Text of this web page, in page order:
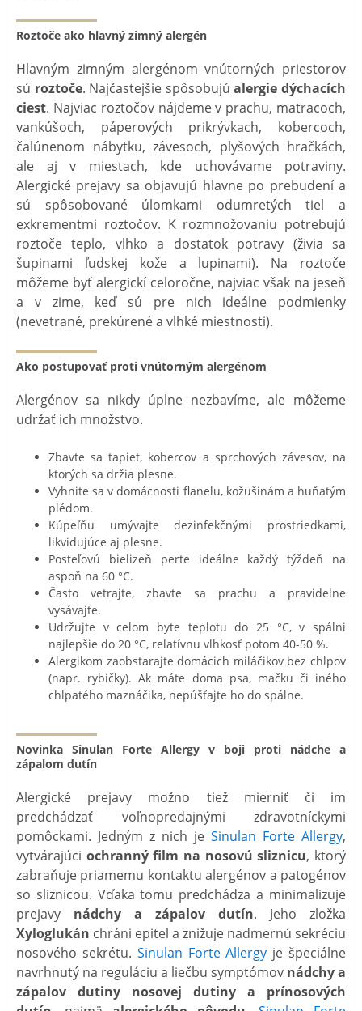
Roztoče ako hlavný zimný alergén
Hlavným zimným alergénom vnútorných priestorov
sú roztoče. Najčastejšie spôsobujúalergie dýchacích
ciest. Najviac roztočov nájdeme v prachu, matracoch,
vankúšoch, páperových prikrývkach, kobercoch,
čalúnenom nábytku, závesoch, plyšových hračkách,
ale aj v miestach, kde uchovávame potraviny.
Alergické prejavy sa objavujú hlavne po prebudení a
sú spôsobované úlomkami odumretých tiel a
exkrementmi roztočov. K rozmnožovaniu potrebujú
roztoče teplo, vlhko a dostatok potravy (živia sa
šupinami ľudskej kože a lupinami). Na roztoče
môžeme byť alergickí celoročne, najviac však na jeseň
a v zime, keď sú pre nich ideálne podmienky
(nevetrané, prekúrené a vlhké miestnosti).
Ako postupovať proti vnútorným alergénom
Alergénov sa nikdy úplne nezbavíme, ale môžeme
udržať ich množstvo.
Zbavte sa tapiet, kobercov a sprchových závesov, na
ktorých sa držia plesne.
Vyhnite sa v domácnosti flanelu, kožušinám a huňatým
plédom.
Kúpeľňu umývajte dezinfekčnými prostriedkami,
likvidujúce aj plesne.
Posteľovú bielizeň perte ideálne každý týždeň na
aspoň na 60 °C.
Často vetrajte, zbavte sa prachu a pravidelne
vysávajte.
Udržujte v celom byte teplotu do 25 °C, v spálni
najlepšie do 20 °C, relatívnu vlhkosť potom 40-50 %.
Alergikom zaobstarajte domácich miláčikov bez chlpov
(napr. rybičky). Ak máte doma psa, mačku či iného
chlpatého maznáčika, nepúšťajte ho do spálne.
Novinka Sinulan Forte Allergy v boji proti nádche a
zápalom dutín
Alergické prejavy možno tiež mierniť či im
predchádzať voľnopredajnými zdravotníckymi
pomôckami. Jedným z nich je Sinulan Forte Allergy,
vytvárajúci ochranný film na nosovú sliznicu, ktorý
zabraňuje priamemu kontaktu alergénov a patogénov
so sliznicou. Vďaka tomu predchádza a minimalizuje
prejavy nádchy a zápalov dutín. Jeho zložka
Xyloglukán chráni epitel a znižuje nadmernú sekréciu
nosového sekrétu. Sinulan Forte Allergy je špeciálne
navrhnutý na reguláciu a liečbu symptómov nádchy a
zápalov dutiny nosovej dutiny a prínosových